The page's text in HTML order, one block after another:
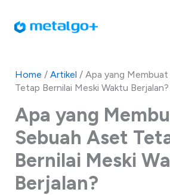
Home / Artikel / Apa yang
Tetap Bernilai Meski Waktu Berjalan?
Apa yang
Sebuah Aset
Bernilai Meski
Berjalan?